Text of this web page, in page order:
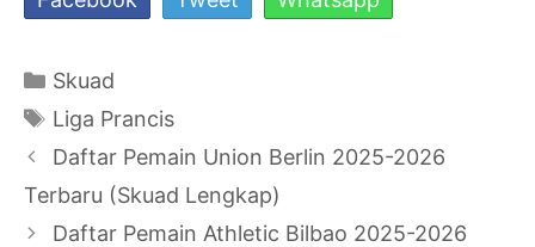
Kategori
Skuad
Tag
Liga Prancis
Navigasi
Tulisan
Daftar Pemain Union Berlin 2025-2026
Terbaru (Skuad Lengkap)
Daftar Pemain Athletic Bilbao 2025-2026